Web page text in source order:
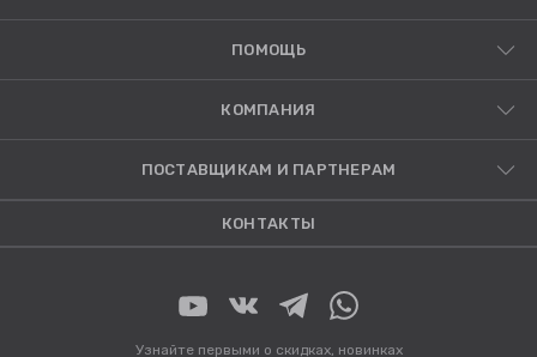
ПОМОЩЬ
КОМПАНИЯ
ПОСТАВЩИКАМ И ПАРТНЕРАМ
КОНТАКТЫ
Узнайте первыми о скидках, новинках